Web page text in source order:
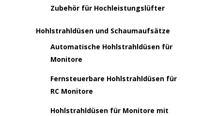
Zubehör für Hochleistungslüfter
Hohlstrahldüsen und Schaumaufsätze
Automatische Hohlstrahldüsen für
Monitore
Fernsteuerbare Hohlstrahldüsen für
RC Monitore
Hohlstrahldüsen für Monitore mit